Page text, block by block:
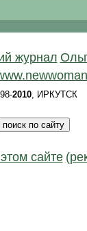
журнал
2010, ИРКУТСК
сайте